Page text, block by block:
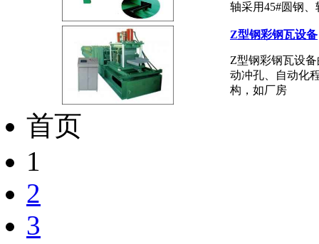
轴采用45#圆钢
Z型钢彩钢瓦设备
Z型钢彩钢瓦设
动冲孔、自动化
构，如厂房
首页
1
2
3